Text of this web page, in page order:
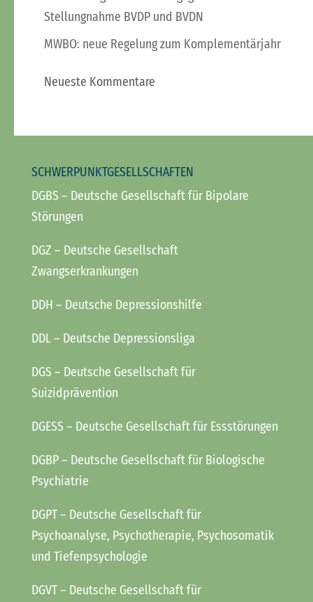
Stellungnahme BVDP und BVDN
MWBO: neue Regelung zum Komplementärjahr
Neueste Kommentare
SCHWERPUNKTGESELLSCHAFTEN
DGBS– Deutsche Gesellschaft für Bipolare
Störungen
DGZ – Deutsche Gesellschaft
Zwangserkrankungen
DDH – Deutsche Depressionshilfe
DDL– Deutsche Depressionsliga
DGS– Deutsche Gesellschaft für
Suizidprävention
DGESS– Deutsche Gesellschaft für Essstörungen
DGBP– Deutsche Gesellschaft für Biologische
Psychiatrie
DGPT– Deutsche Gesellschaft für
Psychoanalyse, Psychotherapie, Psychosomatik
und Tiefenpsychologie
DGVT– Deutsche Gesellschaft für